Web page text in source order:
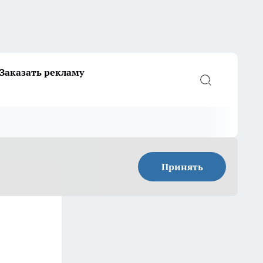
Заказать рекламу
Принять